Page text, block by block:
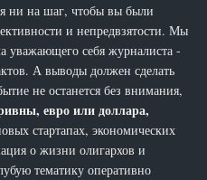
ни на шаг, чтобы вы были
и непредвзятости. Мы
уважающего себя журналиста -
А выводы должен сделать
не останется без внимания,
евро или доллара,
стартапах, экономических
о жизни олигархов и
тематику оперативно